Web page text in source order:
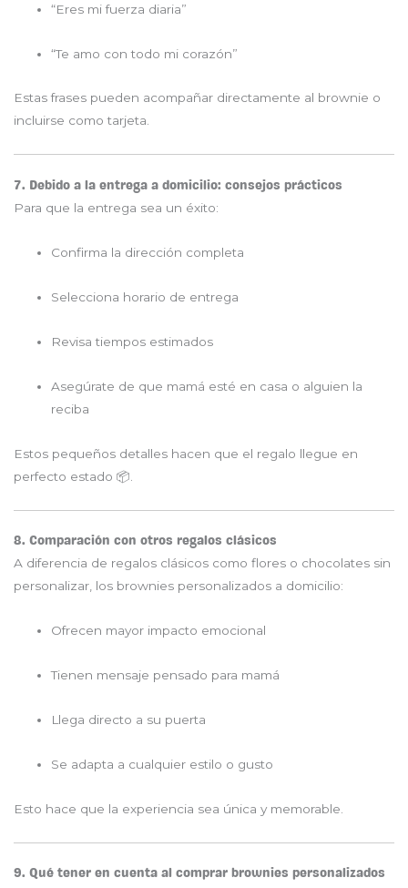
“Eres mi fuerza diaria”
“Te amo con todo mi corazón”
Estas frases pueden acompañar directamente al brownie o
incluirse como tarjeta.
7. Debido a la entrega a domicilio: consejos prácticos
Para que la entrega sea un éxito:
Confirma la dirección completa
Selecciona horario de entrega
Revisa tiempos estimados
Asegúrate de que mamá esté en casa o alguien la
reciba
Estos pequeños detalles hacen que el regalo llegue en
perfecto estado 📦.
8. Comparación con otros regalos clásicos
A diferencia de regalos clásicos como flores o chocolates sin
personalizar, los brownies personalizados a domicilio:
Ofrecen mayor impacto emocional
Tienen mensaje pensado para mamá
Llega directo a su puerta
Se adapta a cualquier estilo o gusto
Esto hace que la experiencia sea única y memorable.
9. Qué tener en cuenta al comprar brownies personalizados